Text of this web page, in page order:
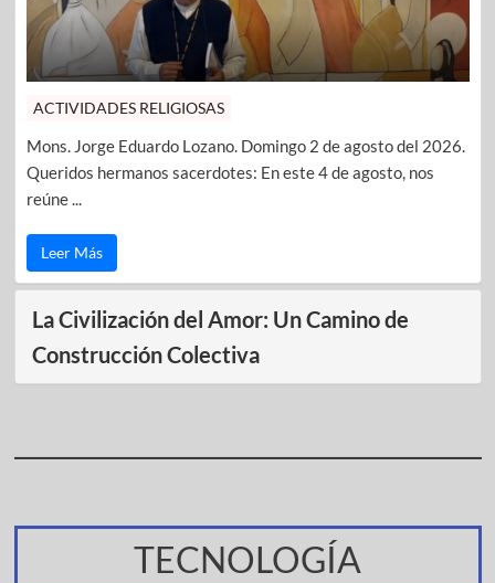
ACTIVIDADES RELIGIOSAS
Mons. Jorge Eduardo Lozano. Domingo 2 de agosto del 2026.
Queridos hermanos sacerdotes: En este 4 de agosto, nos
reúne ...
Leer Más
La Civilización del Amor: Un Camino de
Construcción Colectiva
TECNOLOGÍA